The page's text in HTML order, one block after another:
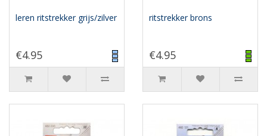
leren ritstrekker grijs/zilver
€4.95
ritstrekker brons
€4.95